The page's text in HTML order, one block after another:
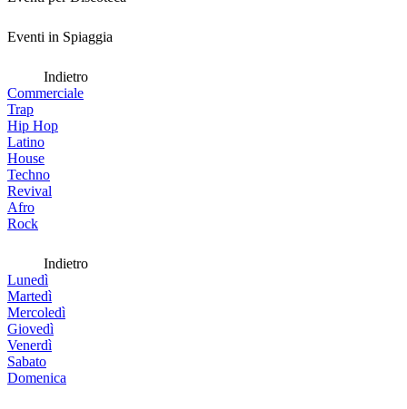
Eventi in Spiaggia
Indietro
Commerciale
Trap
Hip Hop
Latino
House
Techno
Revival
Afro
Rock
Indietro
Lunedì
Martedì
Mercoledì
Giovedì
Venerdì
Sabato
Domenica